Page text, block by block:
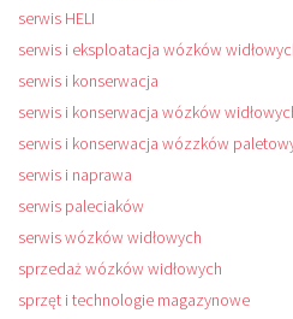
serwis HELI
serwis i eksploatacja wózków
serwis i konserwacja
serwis i konserwacja wózków
serwis i konserwacja wózzków
serwis i naprawa
serwis paleciaków
serwis wózków widłowych
sprzedaż wózków widłowych
sprzęt i technologie magazynowe